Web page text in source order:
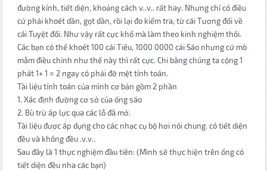
đường kính, tiết diện, khoảng cách v..v.. rất hay. Nhưng chỉ có điều
cứ phải khoét dần, gọt dần, rồi lại đo kiểm tra, từ cái Tương đối về
cái Tuyệt đối. Như vậy rất cực khổ mà làm theo kinh nghiệm thôi.
Các bạn có thể khoét 100 cái Tiêu, 1000 0000 cái Sáo nhưng cứ mò
mẫm điều chỉnh như thế này thì rất cực. Chi bằng chúng ta cộng 1
phát 1+ 1 = 2 ngay có phải đỡ mệt tính toán.
Tài liệu tính toán của mình cơ bản gồm 2 phần
1. Xác định đường cơ sở của ống sáo
2. Bù trừ áp lực qua các lỗ đã mở.
Tài liệu được áp dụng cho các nhạc cụ bộ hơi nói chung. có tiết diện
đều và không đều .v.v..
Sau đây là 1 thực nghiệm đầu tiên: (Mình sẽ thực hiện trên ống có
tiết diện đều nha các bạn)